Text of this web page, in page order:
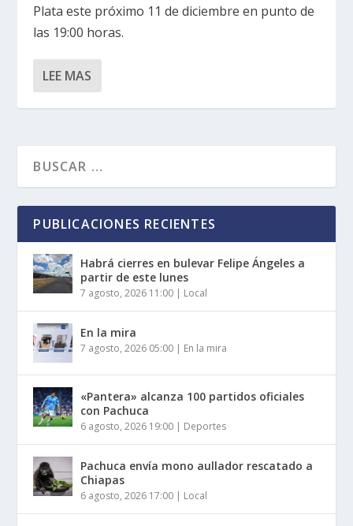
Plata este próximo 11 de diciembre en punto de
las 19:00 horas.
LEE MAS
PUBLICACIONES RECIENTES
Habrá cierres en bulevar Felipe Ángeles a
partir de este lunes
7 agosto, 2026 11:00 | Local
En la mira
7 agosto, 2026 05:00 | En la mira
«Pantera» alcanza 100 partidos oficiales
con Pachuca
6 agosto, 2026 19:00 | Deportes
Pachuca envía mono aullador rescatado a
Chiapas
6 agosto, 2026 17:00 | Local